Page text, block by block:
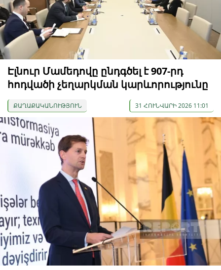
Էլնուր Մամեդովը ընդգծել է 907-րդ
հոդվածի չեղարկման կարևորությունը
ՔԱՂԱՔԱԿԱՆՈՒԹՅՈՒՆ 31 ՀՈՒՆՎԱՐԻ 2026 11:01